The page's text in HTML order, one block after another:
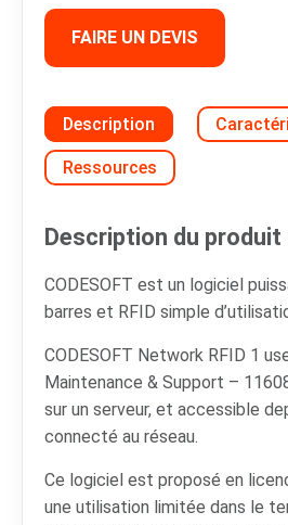
FAIRE UN DEVIS
Description
Ressources
Description du produit
CODESOFT est un logiciel
barres et RFID simple
CODESOFT Network RFID 1
Maintenance & Support –
sur un serveur, et accessible
connecté au réseau.
Ce logiciel est proposé en
une utilisation limitée dans le